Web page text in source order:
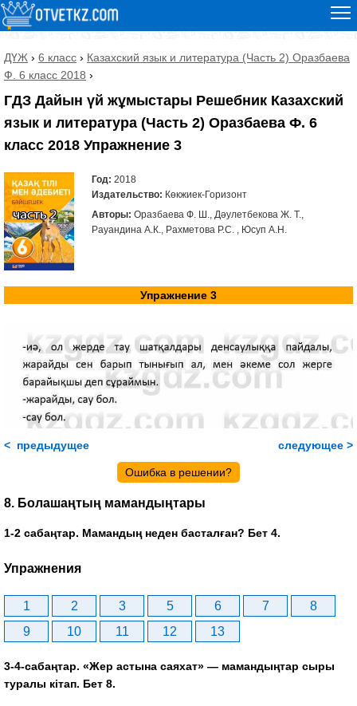
ДҮЖ › 6 класс › Казахский язык и литература (Часть 2) Оразбаева
Ф. 6 класс 2018 ›
ГДЗ Дайын үй жұмыстары Решебник Казахский
язык и литература (Часть 2) Оразбаева Ф. 6
класс 2018 Упражнение 3
Год: 2018
Издательство: Көкжиек-Горизонт
Авторы: Оразбаева Ф. Ш., Дәулетбекова Ж. Т.,
Рауандина А.К., Рахметова Р.С. , Юсуп А.Н.
Упражнение 3
< предыдущее следующее >
Ошибка в решении?
8. Болашаңтың мамандыңтары
1-2 сабаңтар. Мамандың неден басталған? Бет 4.
Упражнения
1 2 3 5 6 7
8
9
10 11 12 13
3-4-сабаңтар. «Жер астына саяхат» — мамандыңтар сыры
туралы кітап. Бет 8.